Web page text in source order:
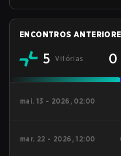
ENCONTROS
5 Vitórias 0
mai. 13 - 2026, 02:00
mar. 22 - 2026, 12:00